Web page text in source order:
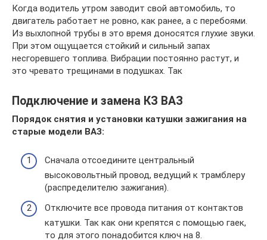
Когда водитель утром заводит свой автомобиль, то
двигатель работает не ровно, как ранее, а с перебоями.
Из выхлопной трубы в это время доносятся глухие звуки.
При этом ощущается стойкий и сильный запах
несгоревшего топлива. Вибрации постоянно растут, и
это чревато трещинами в подушках. Так
Подключение и замена КЗ ВАЗ
Порядок снятия и установки катушки зажигания на
старые модели ВАЗ:
Сначала отсоедините центральный
высоковольтный провод, ведущий к трамблеру
(распределителю зажигания).
Отключите все провода питания от контактов
катушки. Так как они крепятся с помощью гаек,
то для этого понадобится ключ на 8.